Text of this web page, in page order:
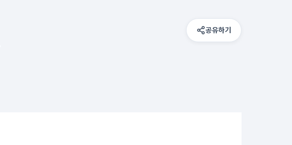
공유하기